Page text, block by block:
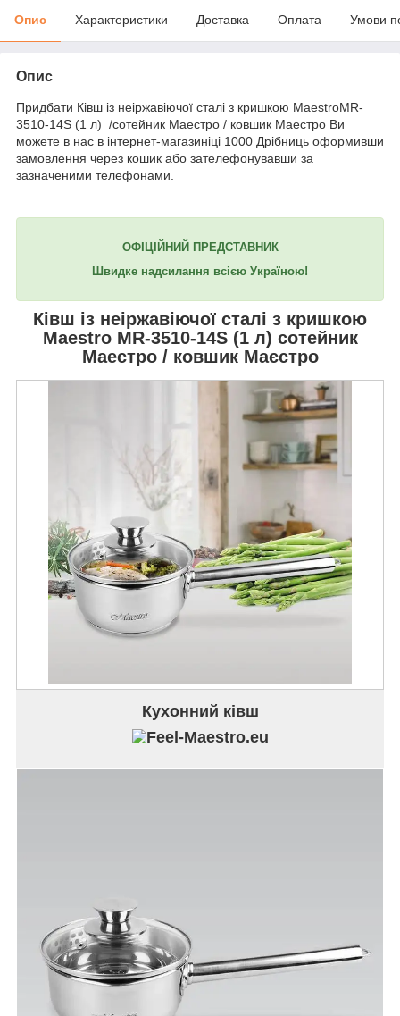
Опис Характеристики Доставка Оплата Умови
Опис
Придбати Ківш із неіржавіючої сталі з кришкою MaestroMR-
3510-14S (1 л) /сотейник Маестро / ковшик Маестро Ви
можете в нас в інтернет-магазиніці 1000 Дрібниць оформивши
замовлення через кошик або зателефонувавши за
зазначеними телефонами.
ОФІЦІЙНИЙ ПРЕДСТАВНИК
Швидке надсилання всією Україною!
Ківш із неіржавіючої сталі з кришкою
Maestro MR-3510-14S (1 л) сотейник
Маестро / ковшик Маєстро
Кухонний ківш